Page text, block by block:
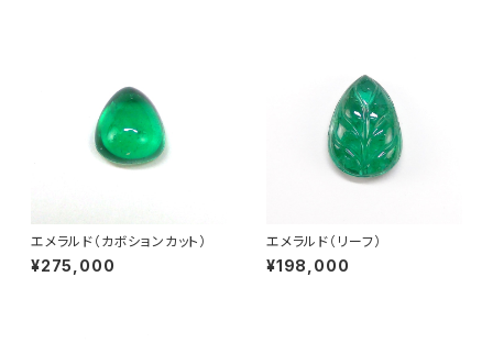
エメラルド（カボションカット）
¥275,000
エメラルド（リーフ）
¥198,000